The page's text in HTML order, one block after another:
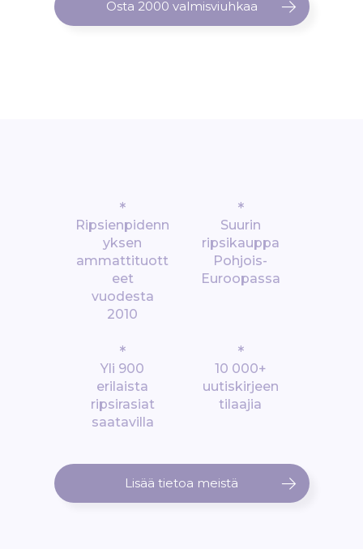
Osta 2000 valmisviuhkaa
*
Ripsienpidenn
yksen
ammattituott
eet
vuodesta
2010
*
Suurin
ripsikauppa
Pohjois-
Euroopassa
*
Yli 900
erilaista
ripsirasiat
saatavilla
*
10 000+
uutiskirjeen
tilaajia
Lisää tietoa meistä